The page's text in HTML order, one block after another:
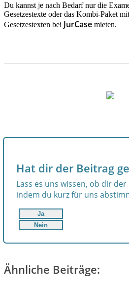
Du kannst je nach Bedarf nur die
Gesetzestexte oder das Kombi-Paket
Gesetzestexten bei JurCase mieten.
Hat dir der Beitrag
Lass es uns wissen, ob dir
indem du kurz für uns
Ja
Nein
Ähnliche Beiträge: